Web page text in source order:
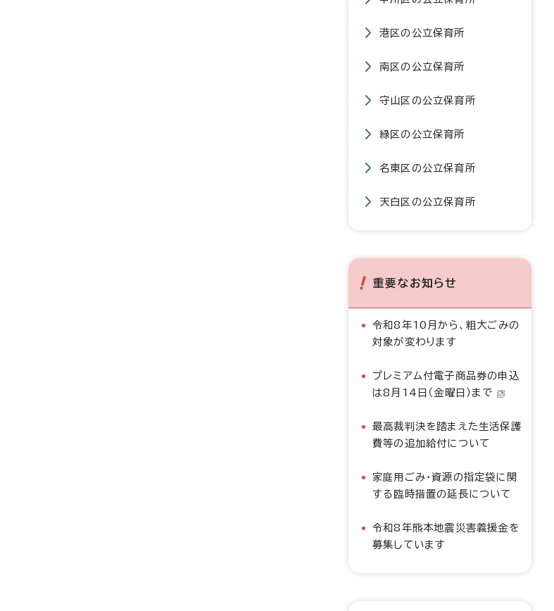
港区の公立保育所
南区の公立保育所
守山区の公立保育所
緑区の公立保育所
名東区の公立保育所
天白区の公立保育所
重要なお知らせ
令和8年10月から、粗大ごみの
対象が変わります
プレミアム付電子商品券の申込
は8月14日（金曜日）まで
最高裁判決を踏まえた生活保護
費等の追加給付について
家庭用ごみ・資源の指定袋に関
する臨時措置の延長について
令和8年熊本地震災害義援金を
募集しています